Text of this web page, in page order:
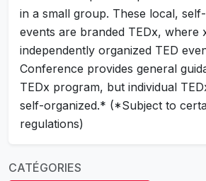
in a small group. These local,
events are branded TEDx, where
independently organized TED
Conference provides general
TEDx program, but individual
self-organized.* (*Subject to
regulations)
CATÉGORIES